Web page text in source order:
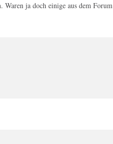
Waren ja doch einige aus dem Forum